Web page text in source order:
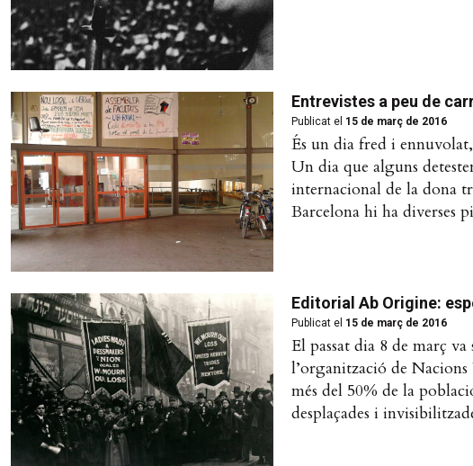
Entrevistes a peu de
Publicat el 15 de març de 2016
És un dia fred i
Un dia que alguns
internacional de la dona
Barcelona hi ha diverses
Editorial Ab Origine:
Publicat el 15 de març de 2016
El passat dia 8 de març
l’organització de Nacions
més del 50% de la
desplaçades i